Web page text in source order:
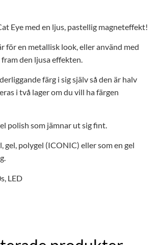
Eye med en ljus, pastellig magneteffekt!
för en metallisk look, eller använd med
den ljusa effekten.
färg i sig själv så den är halv
i två lager om du vill ha färgen
polish som jämnar ut sig fint.
gel, polygel (ICONIC) eller som en gel
LED